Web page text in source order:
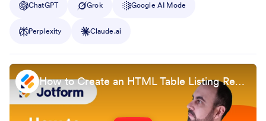
ChatGPT Grok Google AI Mode
Perplexity Claude.ai
How to Create an HTML Table Listing Report